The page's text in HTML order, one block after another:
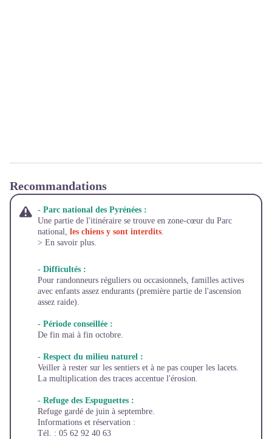
Recommandations
- Parc national des Pyrénées :
Une partie de l'itinéraire se trouve en zone-cœur du Parc
national, les chiens y sont interdits.
> En savoir plus.
- Difficultés :
Pour randonneurs réguliers ou occasionnels, familles actives
avec enfants assez endurants (première partie de l'ascension
assez raide).
- Période conseillée :
De fin mai à fin octobre.
- Respect du milieu naturel :
Veiller à rester sur les sentiers et à ne pas couper les lacets.
La multiplication des traces accentue l'érosion.
- Refuge des Espuguettes :
Refuge gardé de juin à septembre.
Informations et réservation :
Tél. : 05 62 92 40 63